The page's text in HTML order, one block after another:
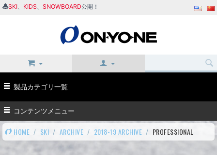
SKI KIDS SNOWBOARD公開！
製品カテゴリ一覧
コンテンツメニュー
HOME / SKI / ARCHIVE / 2018-19 ARCHIVE / PROFESSIONAL